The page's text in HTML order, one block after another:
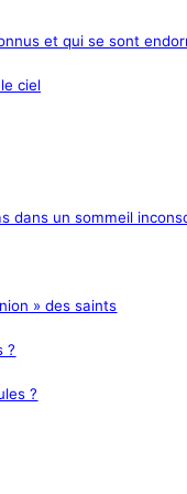
et qui se sont
ciel
dans un sommeil
» des saints
?
?